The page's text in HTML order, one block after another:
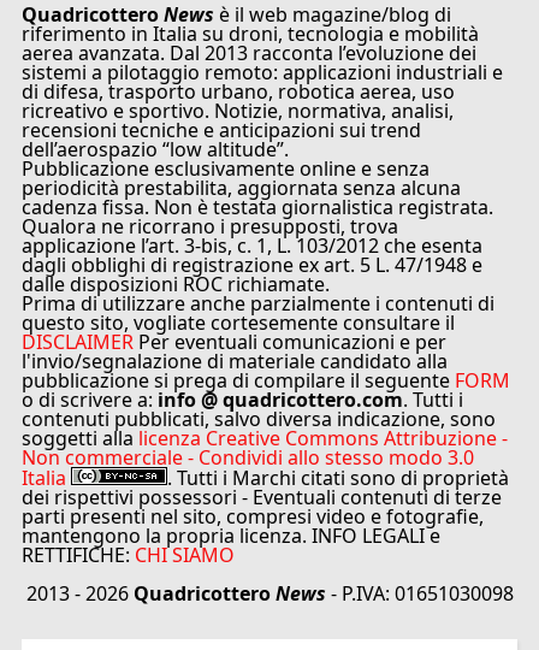
QuadricotteroNews è il web magazine/blog di
riferimento in Italia su droni, tecnologia e mobilità
aerea avanzata. Dal 2013 racconta l’evoluzione dei
sistemi a pilotaggio remoto: applicazioni industriali e
di difesa, trasporto urbano, robotica aerea, uso
ricreativo e sportivo. Notizie, normativa, analisi,
recensioni tecniche e anticipazioni sui trend
dell’aerospazio “low altitude”.
Pubblicazione esclusivamente online e senza
periodicità prestabilita, aggiornata senza alcuna
cadenza fissa. Non è testata giornalistica registrata.
Qualora ne ricorrano i presupposti, trova
applicazione l’art. 3-bis, c. 1, L. 103/2012 che esenta
dagli obblighi di registrazione ex art. 5 L. 47/1948 e
dalle disposizioni ROC richiamate.
Prima di utilizzare anche parzialmente i contenuti di
questo sito, vogliate cortesemente consultare il
DISCLAIMER Per eventuali comunicazioni e per
l'invio/segnalazione di materiale candidato alla
pubblicazione si prega di compilare il seguente FORM
o di scrivere a: info @ quadricottero.com. Tutti i
contenuti pubblicati, salvo diversa indicazione, sono
soggetti alla licenza Creative Commons Attribuzione -
Non commerciale - Condividi allo stesso modo 3.0
Italia . Tutti i Marchi citati sono di proprietà
dei rispettivi possessori - Eventuali contenuti di terze
parti presenti nel sito, compresi video e fotografie,
mantengono la propria licenza. INFO LEGALI e
RETTIFICHE: CHI SIAMO
2013 - 2026 QuadricotteroNews - P.IVA: 01651030098